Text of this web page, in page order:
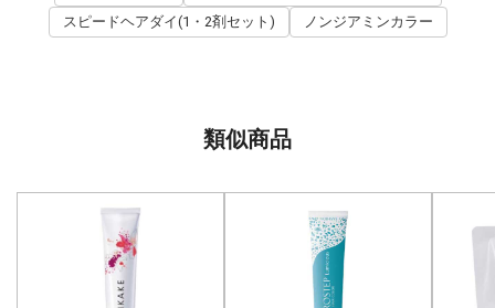
スピードヘアダイ(1・2剤セット)
ノンジアミンカラー
類似商品